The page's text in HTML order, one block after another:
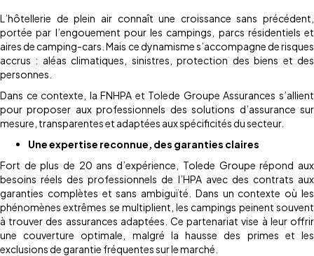
L’hôtellerie de plein air connaît une croissance sans précédent,
portée par l’engouement pour les campings, parcs résidentiels et
aires de camping-cars. Mais ce dynamisme s’accompagne de risques
accrus : aléas climatiques, sinistres, protection des biens et des
personnes.
Dans ce contexte, la FNHPA et Tolede Groupe Assurances s’allient
pour proposer aux professionnels des solutions d’assurance sur
mesure, transparentes et adaptées aux spécificités du secteur.
Une expertise reconnue, des garanties claires
Fort de plus de 20 ans d’expérience, Tolede Groupe répond aux
besoins réels des professionnels de l’HPA avec des contrats aux
garanties complètes et sans ambiguïté. Dans un contexte où les
phénomènes extrêmes se multiplient, les campings peinent souvent
à trouver des assurances adaptées. Ce partenariat vise à leur offrir
une couverture optimale, malgré la hausse des primes et les
exclusions de garantie fréquentes sur le marché.